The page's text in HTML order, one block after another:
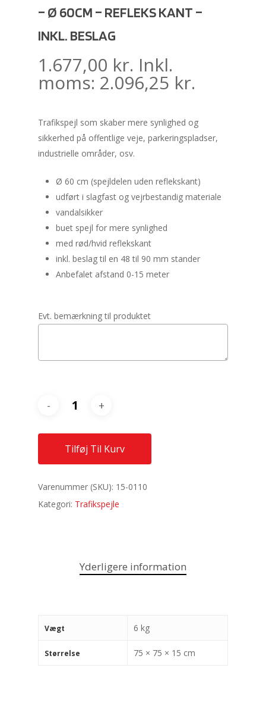
– Ø 60CM – REFLEKS KANT –
INKL. BESLAG
1.677,00 kr. Inkl.
moms: 2.096,25 kr.
Trafikspejl som skaber mere synlighed og
sikkerhed på offentlige veje, parkeringspladser,
industrielle områder, osv.
Ø 60 cm (spejldelen uden reflekskant)
udført i slagfast og vejrbestandig materiale
vandalsikker
buet spejl for mere synlighed
med rød/hvid reflekskant
inkl. beslag til en 48 til 90 mm stander
Anbefalet afstand 0-15 meter
Evt. bemærkning til produktet
Tilføj Til Kurv
Varenummer (SKU): 15-0110
Kategori: Trafikspejle
Yderligere information
Vægt 6 kg
Størrelse 75 × 75 × 15 cm